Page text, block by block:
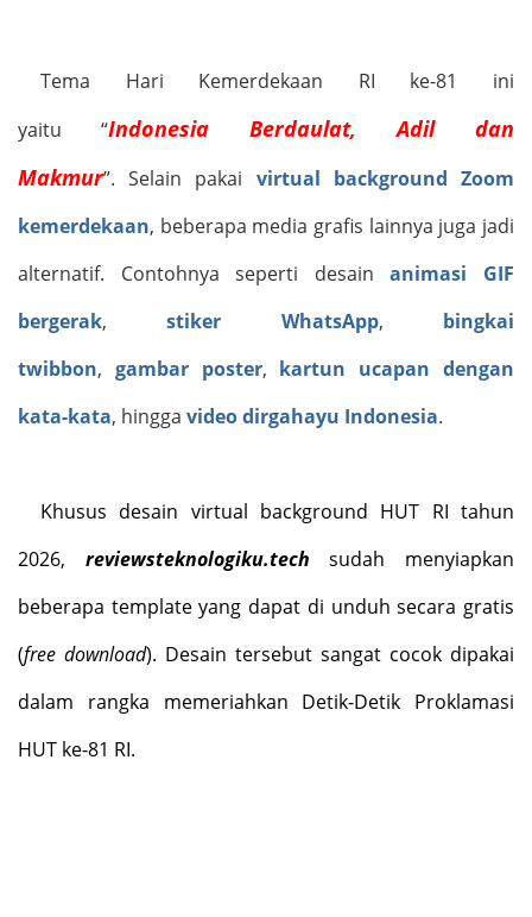
Tema Hari Kemerdekaan RI ke-81 ini
yaitu “Indonesia Berdaulat, Adil dan
Makmur”. Selain pakai virtual background Zoom
kemerdekaan, beberapa media grafis lainnya juga jadi
alternatif. Contohnya seperti desainanimasi GIF
bergerak,stiker WhatsApp, bingkai
twibbon, gambar poster, kartun ucapan dengan
kata-kata, hingga video dirgahayu Indonesia.
Khusus desain virtual background HUT RI tahun
2026, reviewsteknologiku.tech sudah menyiapkan
beberapa template yang dapat di unduh secara gratis
(free download). Desain tersebut sangat cocok dipakai
dalam rangka memeriahkan Detik-Detik Proklamasi
HUT ke-81 RI.